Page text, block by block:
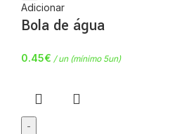
Adicionar
Bola de água
0.45€ / un (mínimo 5un)